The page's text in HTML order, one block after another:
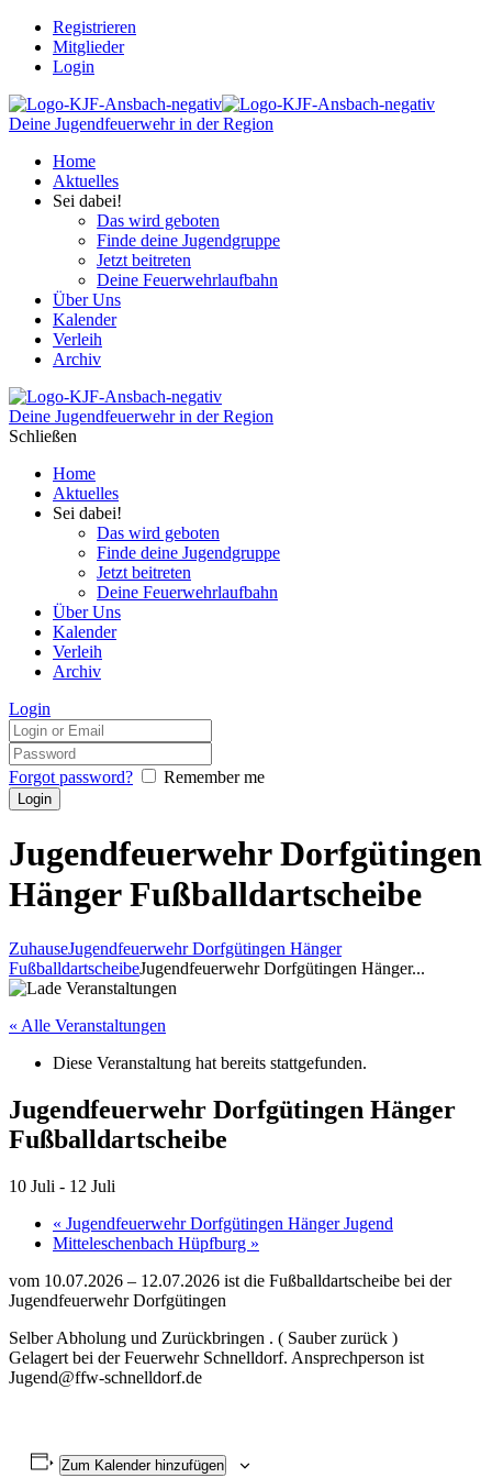
Registrieren
Mitglieder
Login
Deine Jugendfeuerwehr in der Region
Home
Aktuelles
Sei dabei!
Das wird geboten
Finde deine Jugendgruppe
Jetzt beitreten
Deine Feuerwehrlaufbahn
Über Uns
Kalender
Verleih
Archiv
Deine Jugendfeuerwehr in der Region
Schließen
Home
Aktuelles
Sei dabei!
Das wird geboten
Finde deine Jugendgruppe
Jetzt beitreten
Deine Feuerwehrlaufbahn
Über Uns
Kalender
Verleih
Archiv
Login
Forgot password? Remember me
Jugendfeuerwehr Dorfgütingen
Hänger Fußballdartscheibe
ZuhauseJugendfeuerwehr Dorfgütingen Hänger
FußballdartscheibeJugendfeuerwehr Dorfgütingen Hänger...
« Alle Veranstaltungen
Diese Veranstaltung hat bereits stattgefunden.
Jugendfeuerwehr Dorfgütingen Hänger
Fußballdartscheibe
10 Juli - 12 Juli
« Jugendfeuerwehr Dorfgütingen Hänger Jugend
Mitteleschenbach Hüpfburg »
vom 10.07.2026 – 12.07.2026 ist die Fußballdartscheibe bei der
Jugendfeuerwehr Dorfgütingen
Selber Abholung und Zurückbringen . ( Sauber zurück )
Gelagert bei der Feuerwehr Schnelldorf. Ansprechperson ist
Jugend@ffw-schnelldorf.de
Zum Kalender hinzufügen